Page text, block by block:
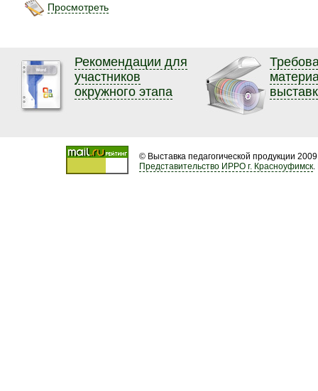
Просмотреть
Рекомендации для
участников
окружного этапа
© Выставка педагогической продукции 2009
Представительство ИРРО г. Красноуфимск.